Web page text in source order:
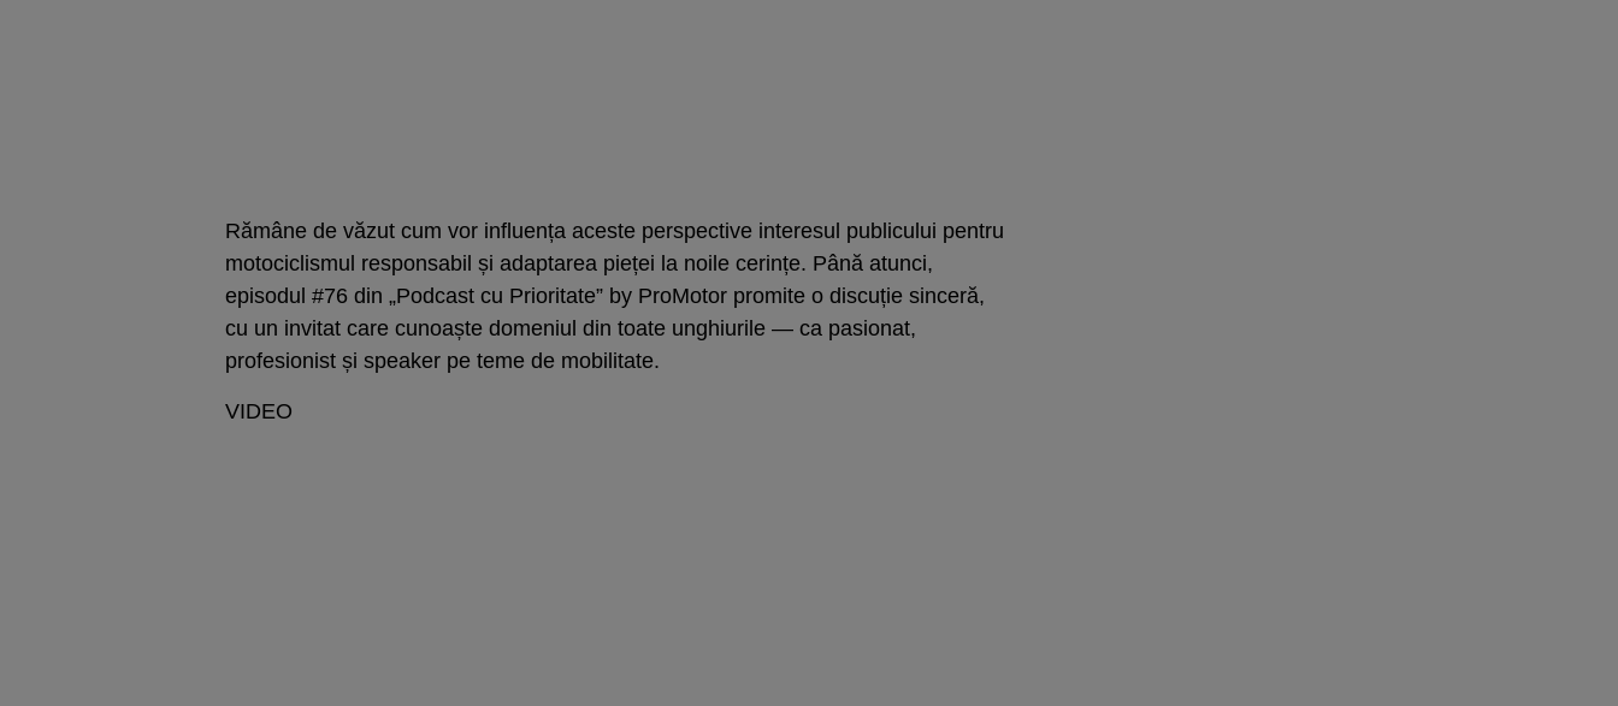
Rămâne de văzut cum vor influența aceste perspective interesul publicului pentru
motociclismul responsabil și adaptarea pieței la noile cerințe. Până atunci,
episodul #76 din „Podcast cu Prioritate” by ProMotor promite o discuție sinceră,
cu un invitat care cunoaște domeniul din toate unghiurile — ca pasionat,
profesionist și speaker pe teme de mobilitate.
VIDEO